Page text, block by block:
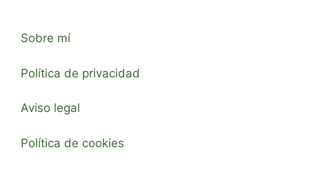
Sobre mí
Política de privacidad
Aviso legal
Política de cookies